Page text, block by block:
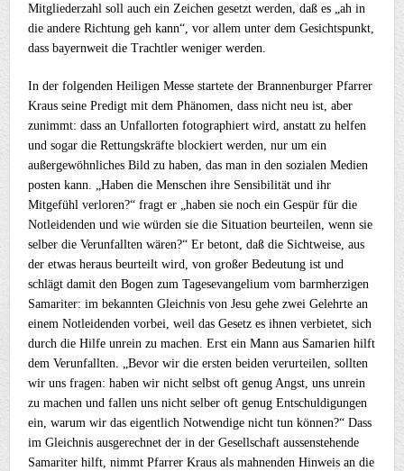
Mitgliederzahl soll auch ein Zeichen gesetzt werden, daß es „ah in
die andere Richtung geh kann“, vor allem unter dem Gesichtspunkt,
dass bayernweit die Trachtler weniger werden.
In der folgenden Heiligen Messe startete der Brannenburger Pfarrer
Kraus seine Predigt mit dem Phänomen, dass nicht neu ist, aber
zunimmt: dass an Unfallorten fotographiert wird, anstatt zu helfen
und sogar die Rettungskräfte blockiert werden, nur um ein
außergewöhnliches Bild zu haben, das man in den sozialen Medien
posten kann. „Haben die Menschen ihre Sensibilität und ihr
Mitgefühl verloren?“ fragt er „haben sie noch ein Gespür für die
Notleidenden und wie würden sie die Situation beurteilen, wenn sie
selber die Verunfallten wären?“ Er betont, daß die Sichtweise, aus
der etwas heraus beurteilt wird, von großer Bedeutung ist und
schlägt damit den Bogen zum Tagesevangelium vom barmherzigen
Samariter: im bekannten Gleichnis von Jesu gehe zwei Gelehrte an
einem Notleidenden vorbei, weil das Gesetz es ihnen verbietet, sich
durch die Hilfe unrein zu machen. Erst ein Mann aus Samarien hilft
dem Verunfallten. „Bevor wir die ersten beiden verurteilen, sollten
wir uns fragen: haben wir nicht selbst oft genug Angst, uns unrein
zu machen und fallen uns nicht selber oft genug Entschuldigungen
ein, warum wir das eigentlich Notwendige nicht tun können?“ Dass
im Gleichnis ausgerechnet der in der Gesellschaft aussenstehende
Samariter hilft, nimmt Pfarrer Kraus als mahnenden Hinweis an die